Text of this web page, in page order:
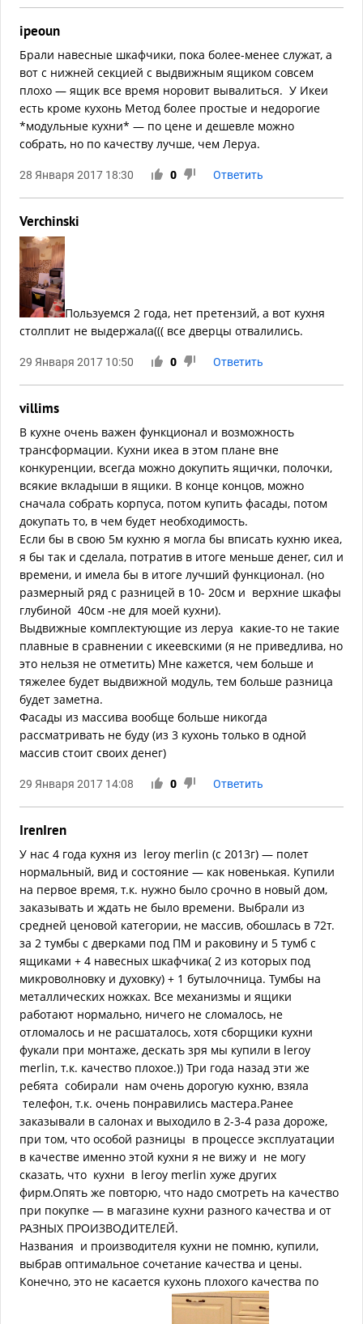
ipeoun
Брали навесные шкафчики, пока более-менее служат, а
вот с нижней секцией с выдвижным ящиком совсем
плохо — ящик все время норовит вывалиться. У Икеи
есть кроме кухонь Метод более простые и недорогие
*модульные кухни* — по цене и дешевле можно
собрать, но по качеству лучше, чем Леруа.
28 Января 2017 18:30 0 Ответить
Verchinski
Пользуемся 2 года, нет претензий, а вот кухня
столплит не выдержала((( все дверцы отвалились.
29 Января 2017 10:50 0 Ответить
villims
В кухне очень важен функционал и возможность
трансформации. Кухни икеа в этом плане вне
конкуренции, всегда можно докупить ящички, полочки,
всякие вкладыши в ящики. В конце концов, можно
сначала собрать корпуса, потом купить фасады, потом
докупать то, в чем будет необходимость.
Если бы в свою 5м кухню я могла бы вписать кухню икеа,
я бы так и сделала, потратив в итоге меньше денег, сил и
времени, и имела бы в итоге лучший функционал. (но
размерный ряд с разницей в 10- 20см и верхние шкафы
глубиной 40см -не для моей кухни).
Выдвижные комплектующие из леруа какие-то не такие
плавные в сравнении с икеевскими (я не приведлива, но
это нельзя не отметить) Мне кажется, чем больше и
тяжелее будет выдвижной модуль, тем больше разница
будет заметна.
Фасады из массива вообще больше никогда
рассматривать не буду (из 3 кухонь только в одной
массив стоит своих денег)
29 Января 2017 14:08 0 Ответить
IrenIren
У нас 4 года кухня из leroy merlin (с 2013г) — полет
нормальный, вид и состояние — как новенькая. Купили
на первое время, т.к. нужно было срочно в новый дом,
заказывать и ждать не было времени. Выбрали из
средней ценовой категории, не массив, обошлась в 72т.
за 2 тумбы с дверками под ПМ и раковину и 5 тумб с
ящиками + 4 навесных шкафчика( 2 из которых под
микроволновку и духовку) + 1 бутылочница. Тумбы на
металлических ножках. Все механизмы и ящики
работают нормально, ничего не сломалось, не
отломалось и не расшаталось, хотя сборщики кухни
фукали при монтаже, дескать зря мы купили в leroy
merlin, т.к. качество плохое.)) Три года назад эти же
ребята собирали нам очень дорогую кухню, взяла
телефон, т.к. очень понравились мастера.Ранее
заказывали в салонах и выходило в 2-3-4 раза дороже,
при том, что особой разницы в процессе эксплуатации
в качестве именно этой кухни я не вижу и не могу
сказать, что кухни в leroy merlin хуже других
фирм.Опять же повторю, что надо смотреть на качество
при покупке — в магазине кухни разного качества и от
РАЗНЫХ ПРОИЗВОДИТЕЛЕЙ.
Названия и производителя кухни не помню, купили,
выбрав оптимальное сочетание качества и цены.
Конечно, это не касается кухонь плохого качества по